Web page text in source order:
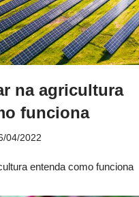
na agricultura
funciona
04/2022
entenda como funciona